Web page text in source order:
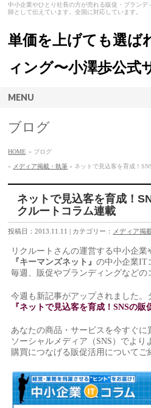
中小企業やひとり社長の方が売れる販促・ブラン
師として伝えています。全国に対応しています。
単価を上げても選ば
ィング〜小澤歩公式
MENU
ブログ
HOME » ブログ
» メディア掲載・執筆 » ネットで見込客を育成！
ネットで見込客を育成！
クルートコラム連載
投稿日：2013.11.11 | カテゴリー： メディア掲
リクルートさんの運営する中小企業
『キーマンズネット』の中小企業IT
毎週、販促やブランディングなどの
今週も新記事がアップされました。
『ネットで見込客を育成！SNSの販
あなたの商品・サービスを今すぐに
ソーシャルメディア（SNS）でより
購買につなげる販促活用についてご